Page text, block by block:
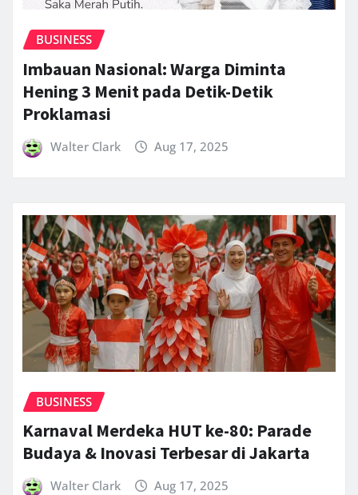
BUSINESS
Imbauan Nasional: Warga Diminta
Hening 3 Menit pada Detik-Detik
Proklamasi
Walter Clark Aug 17, 2025
BUSINESS
Karnaval Merdeka HUT ke-80: Parade
Budaya & Inovasi Terbesar di Jakarta
Walter Clark Aug 17, 2025